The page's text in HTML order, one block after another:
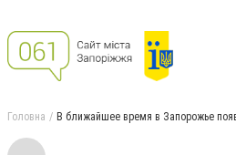
Головна В ближайшее время в Запорожье